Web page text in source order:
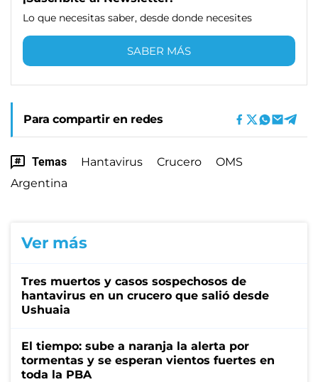
Lo que necesitas saber, desde donde necesites
SABER MÁS
Para compartir en redes
Temas Hantavirus Crucero
OMS
Argentina
Ver más
Tres muertos y casos sospechosos de
hantavirus en un crucero que salió desde
Ushuaia
El tiempo: sube a naranja la alerta por
tormentas y se esperan vientos fuertes en
toda la PBA